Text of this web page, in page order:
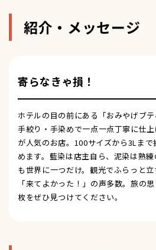
紹介・メッセージ
寄らなきゃ損！
ホテルの目の前にある「おみやげブテ
手絞り・手染めで一点一点丁寧に仕
が人気のお店。100サイズから3Lま
めます。藍染は店主自ら、泥染は熟
も世界に一つだけ。観光でふらっと
「来てよかった！」の声多数。旅の
枚をぜひ見つけてください。